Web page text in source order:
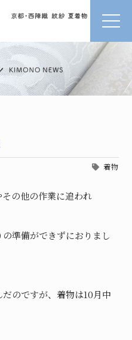
着物
の他の作業に追われ
準備ができずにおりまし
のですが、着物は10月中